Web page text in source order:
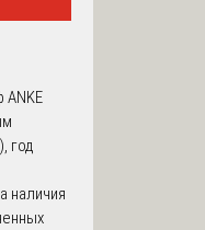
год
наличия